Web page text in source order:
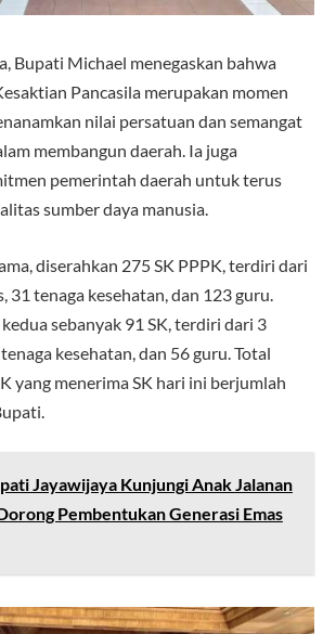
Bupati Michael menegaskan bahwa
Pancasila merupakan momen
nilai persatuan dan semangat
membangun daerah. Ia juga
pemerintah daerah untuk terus
sumber daya manusia.
diserahkan 275 SK PPPK, terdiri dari
31 tenaga kesehatan, dan 123 guru.
sebanyak 91 SK, terdiri dari 3
kesehatan, dan 56 guru. Total
yang menerima SK hari ini berjumlah
Jayawijaya Kunjungi Anak Jalanan
Pembentukan Generasi Emas